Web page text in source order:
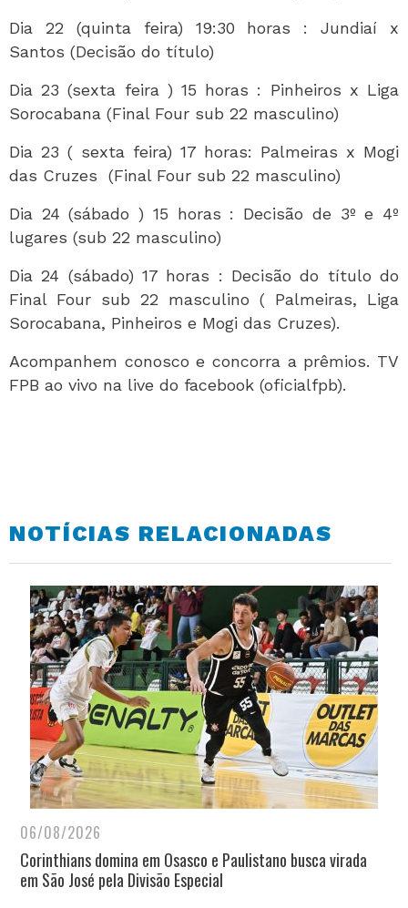
Dia 22 (quinta feira) 19:30 horas : Jundiaí x
Santos (Decisão do título)
Dia 23 (sexta feira ) 15 horas : Pinheiros x Liga
Sorocabana (Final Four sub 22 masculino)
Dia 23 ( sexta feira) 17 horas: Palmeiras x Mogi
das Cruzes (Final Four sub 22 masculino)
Dia 24 (sábado ) 15 horas : Decisão de 3º e 4º
lugares (sub 22 masculino)
Dia 24 (sábado) 17 horas : Decisão do título do
Final Four sub 22 masculino ( Palmeiras, Liga
Sorocabana, Pinheiros e Mogi das Cruzes).
Acompanhem conosco e concorra a prêmios. TV
FPB ao vivo na live do facebook (oficialfpb).
NOTÍCIAS RELACIONADAS
06/08/2026
Corinthians domina em Osasco e Paulistano busca virada
em São José pela Divisão Especial